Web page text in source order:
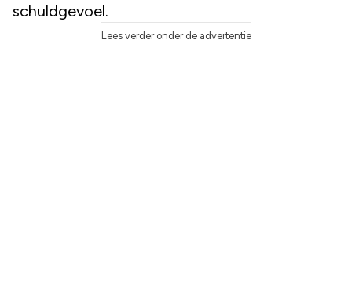
schuldgevoel.
Lees verder onder de advertentie